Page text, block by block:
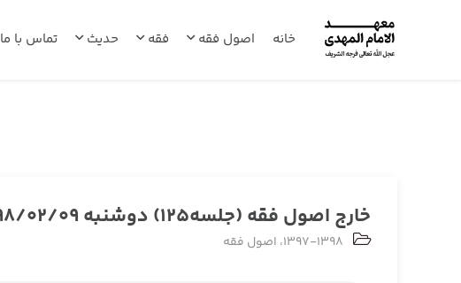
خانه اصول فقه فقه حدیث تماس با ما
خارج اصول فقه (جلسه125) دوشنبه 1398/02/09
1397-1398، اصول فقه